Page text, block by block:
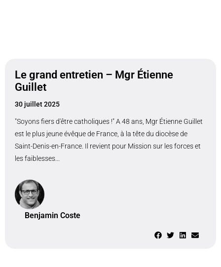
Le grand entretien – Mgr Étienne
Guillet
30 juillet 2025
"Soyons fiers d'être catholiques !" A 48 ans, Mgr Étienne Guillet
est le plus jeune évêque de France, à la tête du diocèse de
Saint-Denis-en-France. Il revient pour Mission sur les forces et
les faiblesses...
Benjamin Coste